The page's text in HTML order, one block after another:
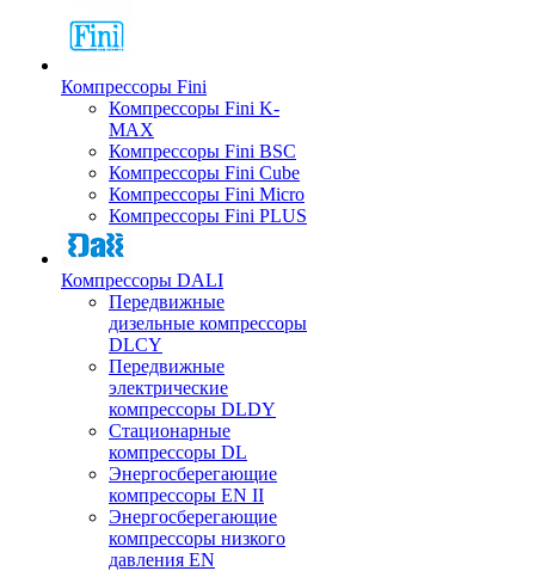
Компрессоры Fini
Компрессоры Fini K-
MAX
Компрессоры Fini BSC
Компрессоры Fini Cube
Компрессоры Fini Micro
Компрессоры Fini PLUS
Компрессоры DALI
Передвижные
дизельные компрессоры
DLCY
Передвижные
электрические
компрессоры DLDY
Стационарные
компрессоры DL
Энергосберегающие
компрессоры EN II
Энергосберегающие
компрессоры низкого
давления EN